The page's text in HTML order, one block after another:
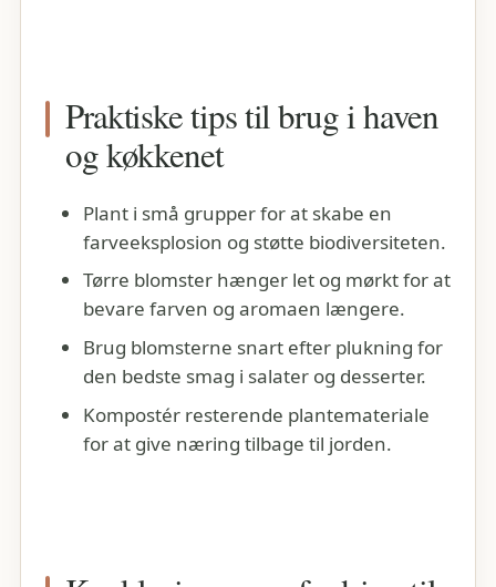
Praktiske tips til brug i haven
og køkkenet
Plant i små grupper for at skabe en
farveeksplosion og støtte biodiversiteten.
Tørre blomster hænger let og mørkt for at
bevare farven og aromaen længere.
Brug blomsterne snart efter plukning for
den bedste smag i salater og desserter.
Kompostér resterende plantemateriale
for at give næring tilbage til jorden.